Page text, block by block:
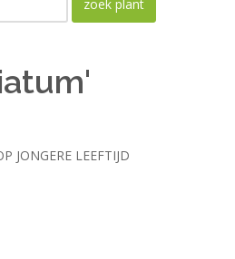
JONGERE LEEFTIJD